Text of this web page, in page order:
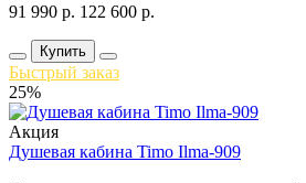
91 990 р. 122 600 р.
Купить
Быстрый заказ
25%
Акция
Душевая кабина Timo Ilma-909